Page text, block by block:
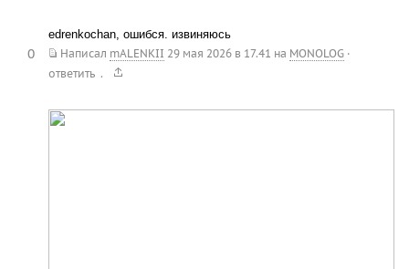
edrenkochan, ошибся. извиняюсь
Написал mALENKII 29 мая 2026 в 17.41 на MONOLOG ·
ответить .
0